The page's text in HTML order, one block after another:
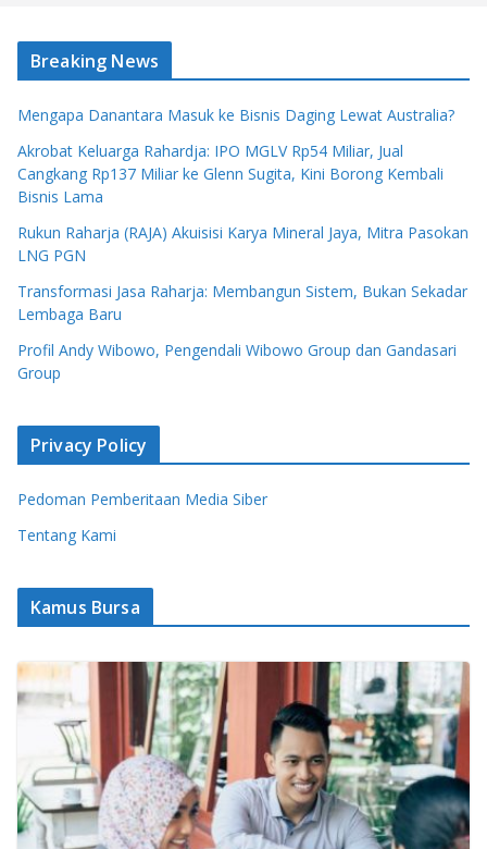
Breaking News
Mengapa Danantara Masuk ke Bisnis Daging Lewat Australia?
Akrobat Keluarga Rahardja: IPO MGLV Rp54 Miliar, Jual
Cangkang Rp137 Miliar ke Glenn Sugita, Kini Borong Kembali
Bisnis Lama
Rukun Raharja (RAJA) Akuisisi Karya Mineral Jaya, Mitra Pasokan
LNG PGN
Transformasi Jasa Raharja: Membangun Sistem, Bukan Sekadar
Lembaga Baru
Profil Andy Wibowo, Pengendali Wibowo Group dan Gandasari
Group
Privacy Policy
Pedoman Pemberitaan Media Siber
Tentang Kami
Kamus Bursa